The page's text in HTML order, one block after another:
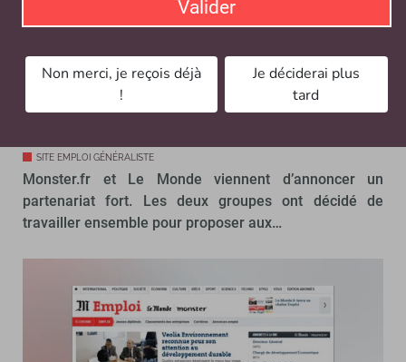
Monster et Le Monde s’allient pour
SITE EMPLOI GÉNÉRALISTE
Monster.fr et Le Monde viennent d’annoncer un
partenariat fort. Les deux groupes ont décidé de
travailler ensemble pour proposer aux…
Valider
Non merci, je reçois déjà
!
Je déciderai plus
tard